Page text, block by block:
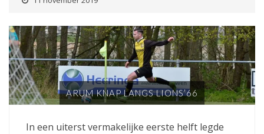
ARUM KNAP LANGS LIONS’66
In een uiterst vermakelijke eerste helft legde